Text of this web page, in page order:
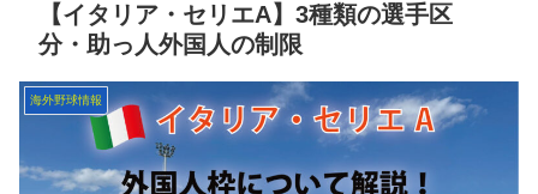
【イタリア・セリエA】3種類の選手区
分・助っ人外国人の制限
海外野球情報